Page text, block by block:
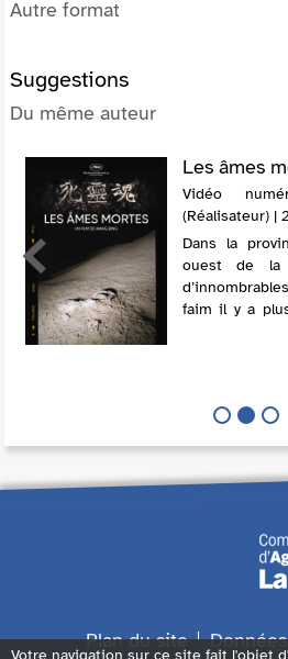
Autre format
Suggestions
Du même auteur
Les âmes
Vidéo
(Réalisateur) |
Dans la
ouest de la
faim il y a
Plan du site
Votre navigation sur ce site fait l'objet